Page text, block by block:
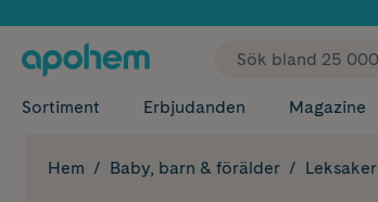
Sortiment Erbjudanden Magazine
Hem Baby, barn & förälder Leksaker